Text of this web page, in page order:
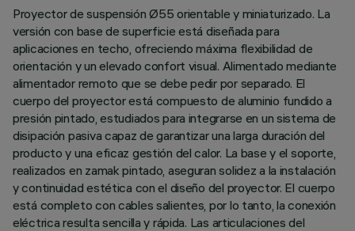
Proyector de suspensión Ø55 orientable y miniaturizado. La
versión con base de superficie está diseñada para
aplicaciones en techo, ofreciendo máxima flexibilidad de
orientación y un elevado confort visual. Alimentado mediante
alimentador remoto que se debe pedir por separado. El
cuerpo del proyector está compuesto de aluminio fundido a
presión pintado, estudiados para integrarse en un sistema de
disipación pasiva capaz de garantizar una larga duración del
producto y una eficaz gestión del calor. La base y el soporte,
realizados en zamak pintado, aseguran solidez a la instalación
y continuidad estética con el diseño del proyector. El cuerpo
está completo con cables salientes, por lo tanto, la conexión
eléctrica resulta sencilla y rápida. Las articulaciones del